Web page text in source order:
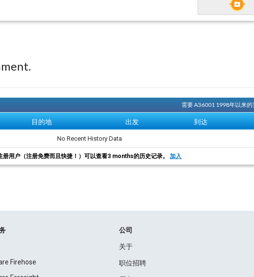
需要 A36001 1998年以来
目的地 出发 到达
No Recent History Data
册用户（注册免费而且快捷！）可以查看3 months的历史记录。加入
Firehose
公司
关于
职位招聘